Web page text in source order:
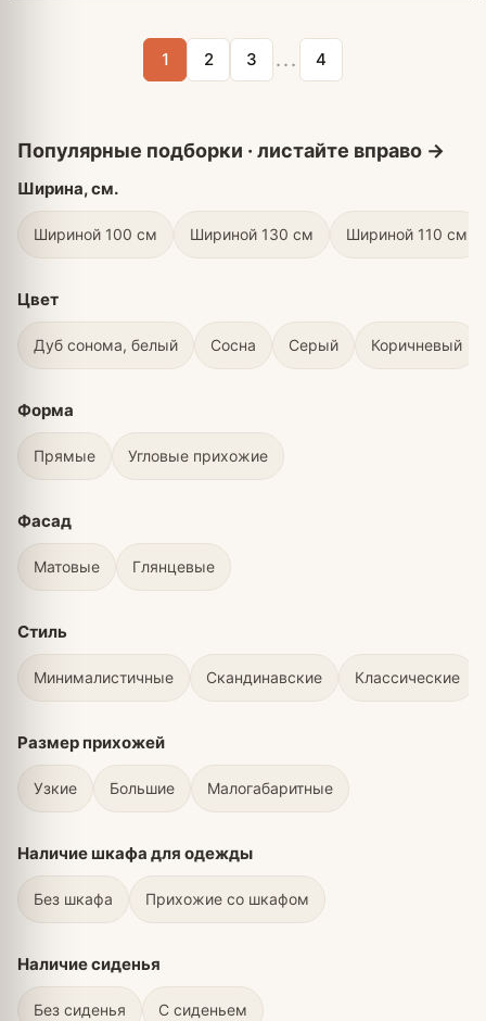
1 2 3 ... 4
Ширина, см.
Шириной 100 см Шириной 130 см Шириной 110 см
Цвет
Дуб сонома, белый Сосна Серый Коричневый
Форма
Прямые Угловые прихожие
Фасад
Матовые Глянцевые
Стиль
Минималистичные Скандинавские Классические
Размер прихожей
Узкие Большие Малогабаритные
Наличие шкафа для одежды
Без шкафа Прихожие со шкафом
Наличие сиденья
Без сиденья С сиденьем